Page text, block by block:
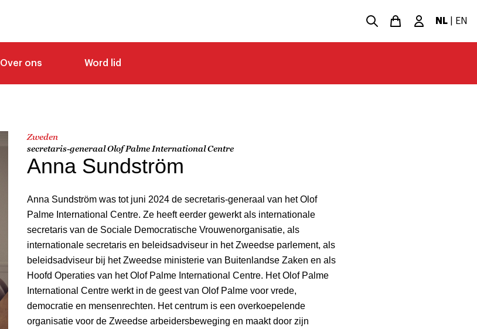
NL EN
Over ons Word lid
Zweden
secretaris-generaal Olof Palme International Centre
Anna Sundström
Anna Sundström was tot juni 2024 de secretaris-generaal van het Olof
Palme International Centre. Ze heeft eerder gewerkt als internationale
secretaris van de Sociale Democratische Vrouwenorganisatie, als
internationale secretaris en beleidsadviseur in het Zweedse parlement, als
beleidsadviseur bij het Zweedse ministerie van Buitenlandse Zaken en als
Hoofd Operaties van het Olof Palme International Centre. Het Olof Palme
International Centre werkt in de geest van Olof Palme voor vrede,
democratie en mensenrechten. Het centrum is een overkoepelende
organisatie voor de Zweedse arbeidersbeweging en maakt door zijn